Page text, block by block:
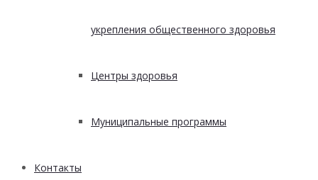
укрепления общественного здоровья
Центры здоровья
Муниципальные программы
Контакты